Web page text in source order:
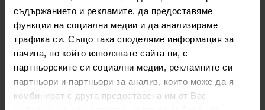
съдържанието и рекламите, да предоставяме
функции на социални медии и да анализираме
трафика си. Също така споделяме информация за
начина, по който използвате сайта ни, с
партньорските си социални медии, рекламните си
партньори и партньори за анализ, които може да я
комбинират с друга предоставена им от Вас